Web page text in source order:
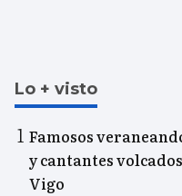
Lo + visto
Famosos
y cantantes
Vigo